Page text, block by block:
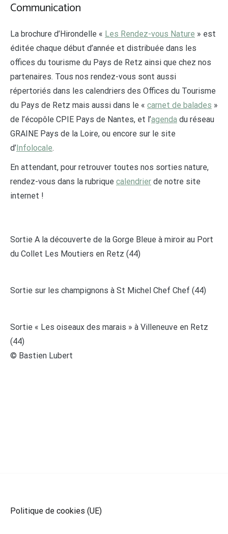
Communication
La brochure d’Hirondelle « Les Rendez-vous Nature » est
éditée chaque début d’année et distribuée dans les
offices du tourisme du Pays de Retz ainsi que chez nos
partenaires. Tous nos rendez-vous sont aussi
répertoriés dans les calendriers des Offices du Tourisme
du Pays de Retz mais aussi dans le « carnet de balades »
de l’écopôle CPIE Pays de Nantes, et l’agenda du réseau
GRAINE Pays de la Loire, ou encore sur le site
d’Infolocale.
En attendant, pour retrouver toutes nos sorties nature,
rendez-vous dans la rubrique calendrier de notre site
internet !
Sortie A la découverte de la Gorge Bleue à miroir au Port
du Collet Les Moutiers en Retz (44)
Sortie sur les champignons à St Michel Chef Chef (44)
Sortie « Les oiseaux des marais » à Villeneuve en Retz
(44)
© Bastien Lubert
Politique de cookies (UE)